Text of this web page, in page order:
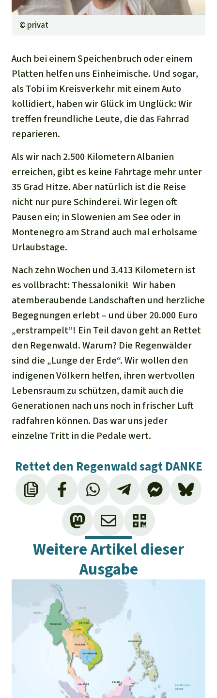
© privat
Auch bei einem Speichenbruch oder einem
Platten helfen uns Einheimische. Und sogar,
als Tobi im Kreisverkehr mit einem Auto
kollidiert, haben wir Glück im Unglück: Wir
treffen freundliche Leute, die das Fahrrad
reparieren.
Als wir nach 2.500 Kilometern Albanien
erreichen, gibt es keine Fahrtage mehr unter
35 Grad Hitze. Aber natürlich ist die Reise
nicht nur pure Schinderei. Wir legen oft
Pausen ein; in Slowenien am See oder in
Montenegro am Strand auch mal erholsame
Urlaubstage.
Nach zehn Wochen und 3.413 Kilometern ist
es vollbracht: Thessaloniki! Wir haben
atemberaubende Landschaften und herzliche
Begegnungen erlebt – und über 20.000 Euro
„erstrampelt“! Ein Teil davon geht an Rettet
den Regenwald. Warum? Die Regenwälder
sind die „Lunge der Erde“. Wir wollen den
indigenen Völkern helfen, ihren wertvollen
Lebensraum zu schützen, damit auch die
Generationen nach uns noch in frischer Luft
radfahren können. Das war uns jeder
einzelne Tritt in die Pedale wert.
Rettet den Regenwald sagt DANKE
Weitere Artikel dieser
Ausgabe